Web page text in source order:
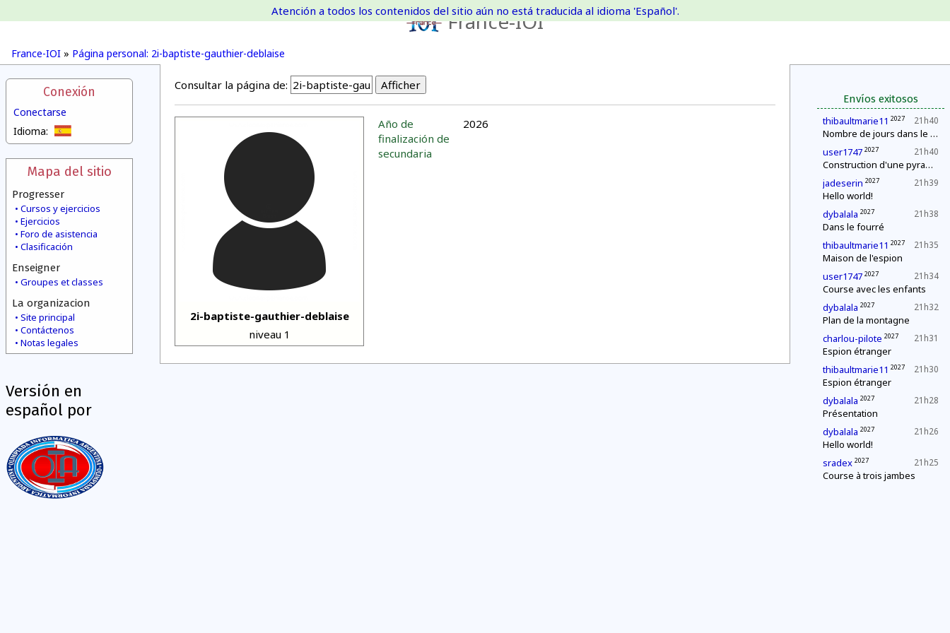
France-IOI
France-IOI » Página personal: 2i-baptiste-gauthier-deblaise
Atención a todos los contenidos del sitio aún no está traducida al idioma 'Español'.
Conexión
Conectarse
Idioma:
Mapa del sitio
Progresser
Cursos y ejercicios
Ejercicios
Foro de asistencia
Clasificación
Enseigner
Groupes et classes
La organizacion
Site principal
Contáctenos
Notas legales
Versión en
español por
Envíos exitosos
21h40
thibaultmarie11 2027
Nombre de jours dans le mois
21h40
user1747 2027
Construction d'une pyramide
21h39
jadeserin 2027
Hello world!
21h38
dybalala 2027
Dans le fourré
21h35
thibaultmarie11 2027
Maison de l'espion
21h34
user1747 2027
Course avec les enfants
21h32
dybalala 2027
Plan de la montagne
21h31
charlou-pilote 2027
Espion étranger
21h30
thibaultmarie11 2027
Espion étranger
21h28
dybalala 2027
Présentation
21h26
dybalala 2027
Hello world!
21h25
sradex 2027
Course à trois jambes
Consultar la página de:
2i-baptiste-gauthier-deblaise
niveau 1
Año de
finalización de
secundaria
2026